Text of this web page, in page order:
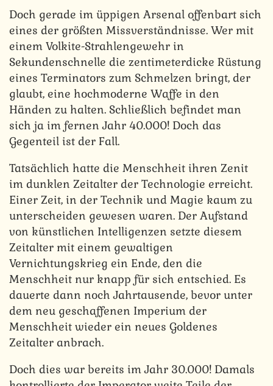
Doch gerade im üppigen Arsenal offenbart sich
eines der größten Missverständnisse. Wer mit
einem Volkite-Strahlengewehr in
Sekundenschnelle die zentimeterdicke Rüstung
eines Terminators zum Schmelzen bringt, der
glaubt, eine hochmoderne Waffe in den
Händen zu halten. Schließlich befindet man
sich ja im fernen Jahr 40.000! Doch das
Gegenteil ist der Fall.
Tatsächlich hatte die Menschheit ihren Zenit
im dunklen Zeitalter der Technologie erreicht.
Einer Zeit, in der Technik und Magie kaum zu
unterscheiden gewesen waren. Der Aufstand
von künstlichen Intelligenzen setzte diesem
Zeitalter mit einem gewaltigen
Vernichtungskrieg ein Ende, den die
Menschheit nur knapp für sich entschied. Es
dauerte dann noch Jahrtausende, bevor unter
dem neu geschaffenen Imperium der
Menschheit wieder ein neues Goldenes
Zeitalter anbrach.
Doch dies war bereits im Jahr 30.000! Damals